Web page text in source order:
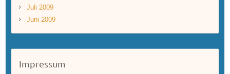
Juli 2009
Juni 2009
Impressum